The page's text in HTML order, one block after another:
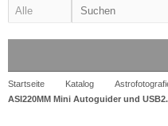
Startseite Katalog
ASI220MM Mini Autoguider und